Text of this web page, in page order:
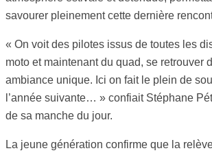
savourer pleinement cette dernière
« On voit des pilotes issus de toutes les
moto et maintenant du quad, se retrouver
ambiance unique. Ici on fait le plein de
l’année suivante… » confiait Stéphane
de sa manche du jour.
La jeune génération confirme que la